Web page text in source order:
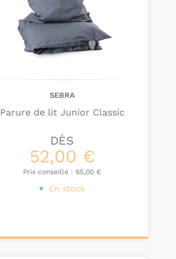
SEBRA
Parure de lit Junior Classic
DÈS
52,00 €
Prix conseillé : 65,00 €
En stock